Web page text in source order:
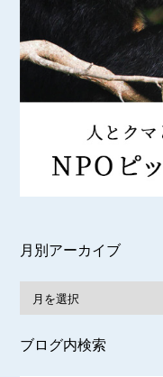
月別アーカイブ
ブログ内検索